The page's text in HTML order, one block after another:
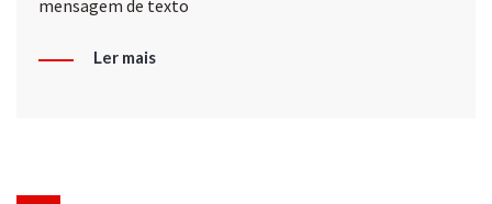
mensagem de texto
Ler mais